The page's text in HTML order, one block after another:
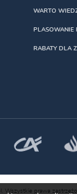
WARTO
PLASOWANIE
RABATY DLA
Wszystkie prawa